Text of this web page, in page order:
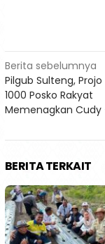
Navigasi
pos
Berita sebelumnya
Pilgub Sulteng, Projo
1000 Posko Rakyat
Memenagkan Cudy
BERITA TERKAIT